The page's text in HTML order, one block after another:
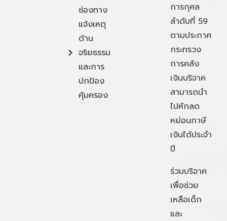
ช่องทาง
แจ้งเหตุ
ด้าน
จริยธรรม
และการ
ปกป้อง
คุ้มครอง
การกุศล
ลำดับที่ 59
ตามประกาศ
กระทรวง
การคลัง
เงินบริจาค
สามารถนำ
ไปหักลด
หย่อนภาษี
เงินได้ประจำ
ปี
ร่วมบริจาค
เพื่อช่วย
เหลือเด็ก
และ